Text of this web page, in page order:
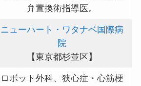
弁置換術指導医。
ニューハート・ワタナベ国際病
院
【東京都杉並区】
ロボット外科、狭心症・心筋梗